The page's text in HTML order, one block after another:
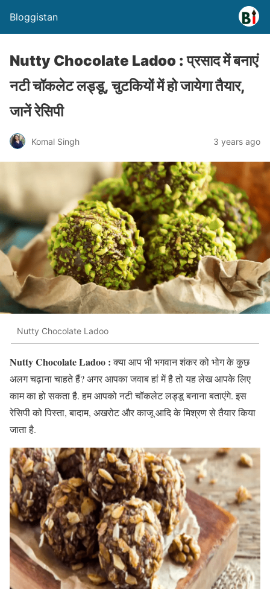
Bloggistan
Nutty Chocolate Ladoo : प्रसाद में बनाएं
नटी चॉकलेट लड्डू, चुटकियों में हो जायेगा तैयार,
जानें रेसिपी
Komal Singh 3 years ago
Nutty Chocolate Ladoo
Nutty Chocolate Ladoo :क्या आप भी भगवान शंकर को भोग के कुछ
अलग चढ़ाना चाहते हैं? अगर आपका जवाब हां में है तो यह लेख आपके लिए
काम का हो सकता है. हम आपको नटी चॉकलेट लड्डू बनाना बताएंगे. इस
रेसिपी को पिस्ता, बादाम, अखरोट और काजू आदि के मिश्रण से तैयार किया
जाता है.